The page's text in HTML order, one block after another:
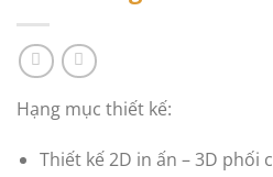
Hạng mục thiết kế:
Thiết kế 2D in ấn – 3D phối